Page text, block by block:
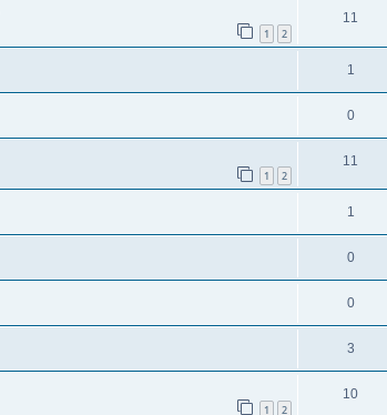
1 2
11
1
0
1 2
11
1
0
0
3
1 2
10